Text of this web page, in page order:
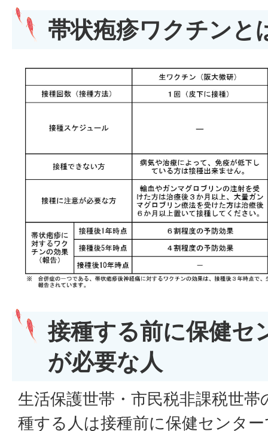
帯状疱疹ワクチンと
接種する前に保健セ
が必要な人
生活保護世帯・市民税非課税世
種する人は接種前に保健センタ